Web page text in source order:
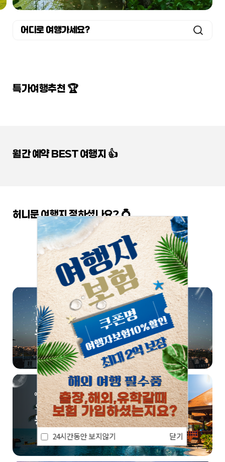
24시간동안 보지않기 닫기
어디로 여행가세요?
특가여행추천 🏆
월간 예약 BEST 여행지 👍
허니문 여행지 정하셨나요? 💍
쏠쏠한 정보, 한번 더! 📣